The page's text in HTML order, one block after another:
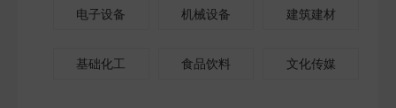
电子设备 机械设备 建筑建材
基础化工 食品饮料 文化传媒